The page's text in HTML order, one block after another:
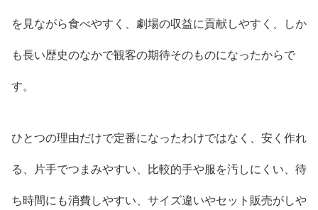
を見ながら食べやすく、劇場の収益に貢献しやすく、しか
も長い歴史のなかで観客の期待そのものになったからで
す。
ひとつの理由だけで定番になったわけではなく、安く作れ
る、片手でつまみやすい、比較的手や服を汚しにくい、待
ち時間にも消費しやすい、サイズ違いやセット販売がしや